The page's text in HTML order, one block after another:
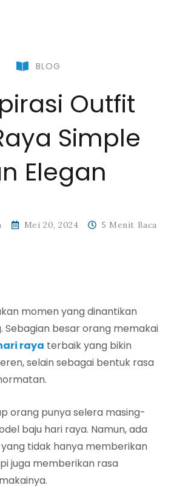
BLOG
Outfit
Simple
Elegan
Mei 20, 2024 5 Menit Baca
momen yang dinantikan
Sebagian besar orang memakai
raya terbaik yang bikin
selain sebagai bentuk rasa
orang punya selera masing-
baju hari raya. Namun, ada
tidak hanya memberikan
juga memberikan rasa